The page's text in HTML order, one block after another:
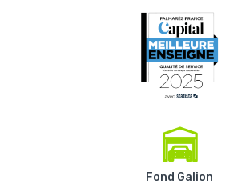
Fond Galion